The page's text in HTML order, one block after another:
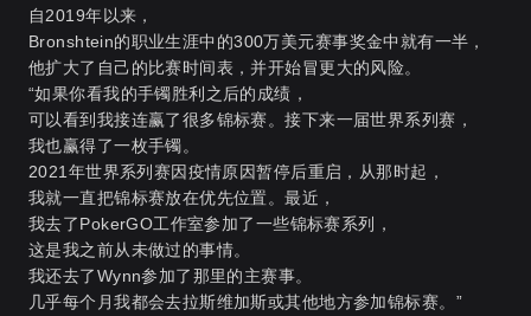
自2019年以来，
Bronshtein的职业生涯中的300万美元赛事奖金中就有一半，
他扩大了自己的比赛时间表，并开始冒更大的风险。
“如果你看我的手镯胜利之后的成绩，
可以看到我接连赢了很多锦标赛。接下来一届世界系列赛，
我也赢得了一枚手镯。
2021年世界系列赛因疫情原因暂停后重启，从那时起，
我就一直把锦标赛放在优先位置。最近，
我去了PokerGO工作室参加了一些锦标赛系列，
这是我之前从未做过的事情。
我还去了Wynn参加了那里的主赛事。
几乎每个月我都会去拉斯维加斯或其他地方参加锦标赛。”